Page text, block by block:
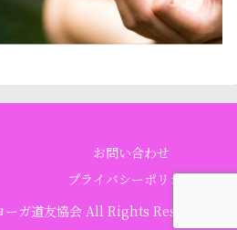
お問い合わせ
プライバシーポリシー
ガ道友協会 All Rights Reserved.